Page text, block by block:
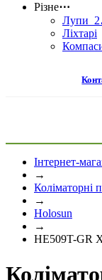
Різне⋯
Лупи
Ліхтарі
Інтернет-
→
Коліматорні
→
Holosun
→
HE509T-GR